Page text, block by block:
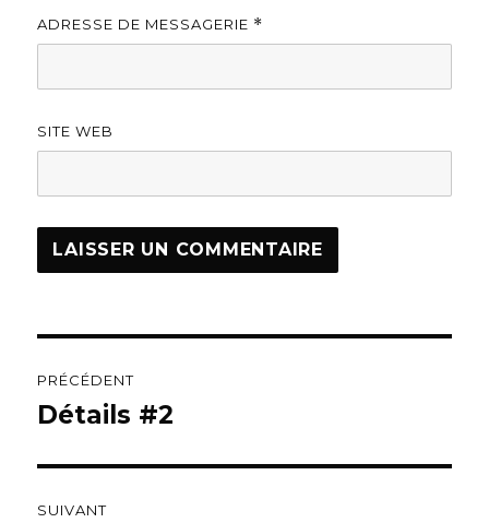
ADRESSE DE MESSAGERIE *
SITE WEB
de
PRÉCÉDENT
Article
Détails #2
SUIVANT